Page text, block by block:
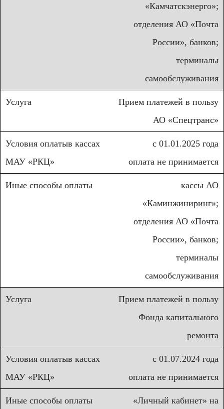
«Камчатскэнерго»;
отделения АО «Почта
России», банков;
терминалы
самообслуживания
Прием платежей в пользу
АО «Спецтранс»
с 01.01.2025 года
оплата не принимается
кассы АО
«Каминжиниринг»;
отделения АО «Почта
России», банков;
терминалы
самообслуживания
Прием платежей в пользу
Фонда капитального
ремонта
с 01.07.2024 года
оплата не принимается
«Личный кабинет» на